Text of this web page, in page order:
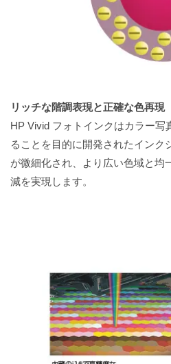
リッチな階調表現と正確な色再現
HP Vivid フォトインクはカラー写
ることを目的に開発されたインク
が微細化され、より広い色域と均
減を実現します。